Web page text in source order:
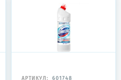
АРТИКУЛ: 601748